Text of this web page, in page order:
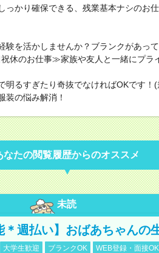
かり確保できる、残業基本ナシのお
を活かしませんか？ブランクがあっ
休のお仕事≫家族や友人と一緒にプラ
るすぎたり奇抜でなければOKです！
の悩み解消！
なたの閲覧履歴からのオススメ
未読
＊週払い】おばあちゃんの
大学生歓迎 ブランクOK WEB登録・面接OK